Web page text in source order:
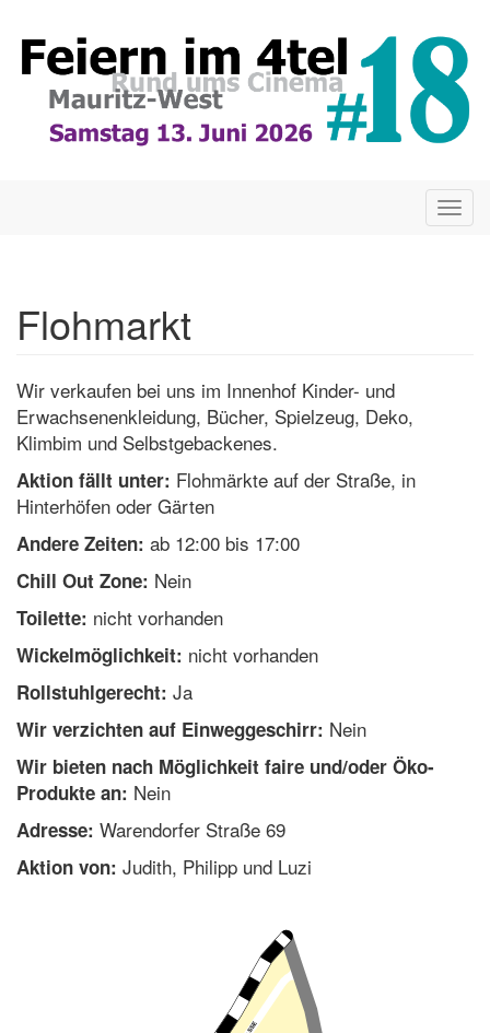
zum
Inhalt
Flohmarkt
Wir verkaufen bei uns im Innenhof Kinder- und
Erwachsenenkleidung, Bücher, Spielzeug, Deko,
Klimbim und Selbstgebackenes.
Aktion fällt unter: Flohmärkte auf der Straße, in
Hinterhöfen oder Gärten
Andere Zeiten: ab 12:00 bis 17:00
Chill Out Zone: Nein
Toilette: nicht vorhanden
Wickelmöglichkeit: nicht vorhanden
Rollstuhlgerecht: Ja
Wir verzichten auf Einweggeschirr: Nein
Wir bieten nach Möglichkeit faire und/oder Öko-
Produkte an: Nein
Adresse: Warendorfer Straße 69
Aktion von: Judith, Philipp und Luzi